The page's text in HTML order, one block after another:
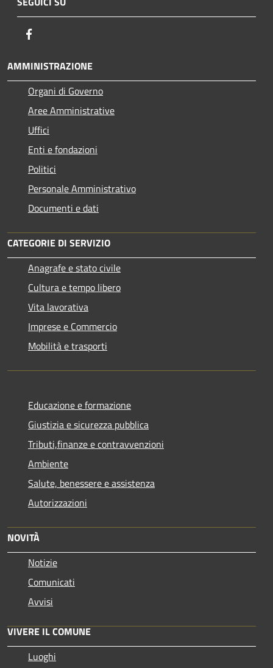
AMMINISTRAZIONE
Organi di Governo
Aree Amministrative
Uffici
Enti e fondazioni
Politici
Personale Amministrativo
Documenti e dati
CATEGORIE DI SERVIZIO
Anagrafe e stato civile
Cultura e tempo libero
Vita lavorativa
Imprese e Commercio
Mobilità e trasporti
Educazione e formazione
Giustizia e sicurezza pubblica
Tributi,finanze e contravvenzioni
Ambiente
Salute, benessere e assistenza
Autorizzazioni
NOVITÀ
Notizie
Comunicati
Avvisi
VIVERE IL COMUNE
Luoghi